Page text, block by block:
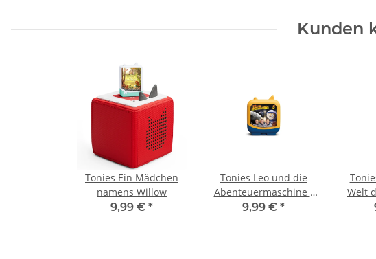
Kunden
Tonies Ein Mädchen
namens Willow
9,99 € *
Tonies Leo und die
Abenteuermaschine -
Leo und die
9,99 € *
Welt